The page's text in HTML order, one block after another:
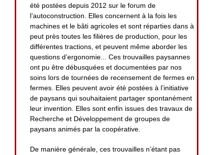
été postées depuis 2012 sur le forum de
l’autoconstruction. Elles concernent à la fois les
machines et le bâti agricoles et sont réparties dans à
peut près toutes les filières de production, pour les
différentes tractions, et peuvent même aborder les
questions d’ergonomie... Ces trouvailles paysannes
ont pu être débusquées et documentées par nos
soins lors de tournées de recensement de fermes en
fermes. Elles peuvent avoir été postées à l’initiative
de paysans qui souhaitaient partager spontanément
leur invention. Elles sont enfin issues des travaux de
Recherche et Développement de groupes de
paysans animés par la coopérative.
De manière générale, ces trouvailles n’étant pas